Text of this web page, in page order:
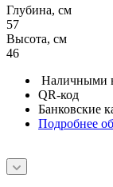
Глубина, см
57
Высота, см
46
Наличными
QR-код
Банковские
Подробнее